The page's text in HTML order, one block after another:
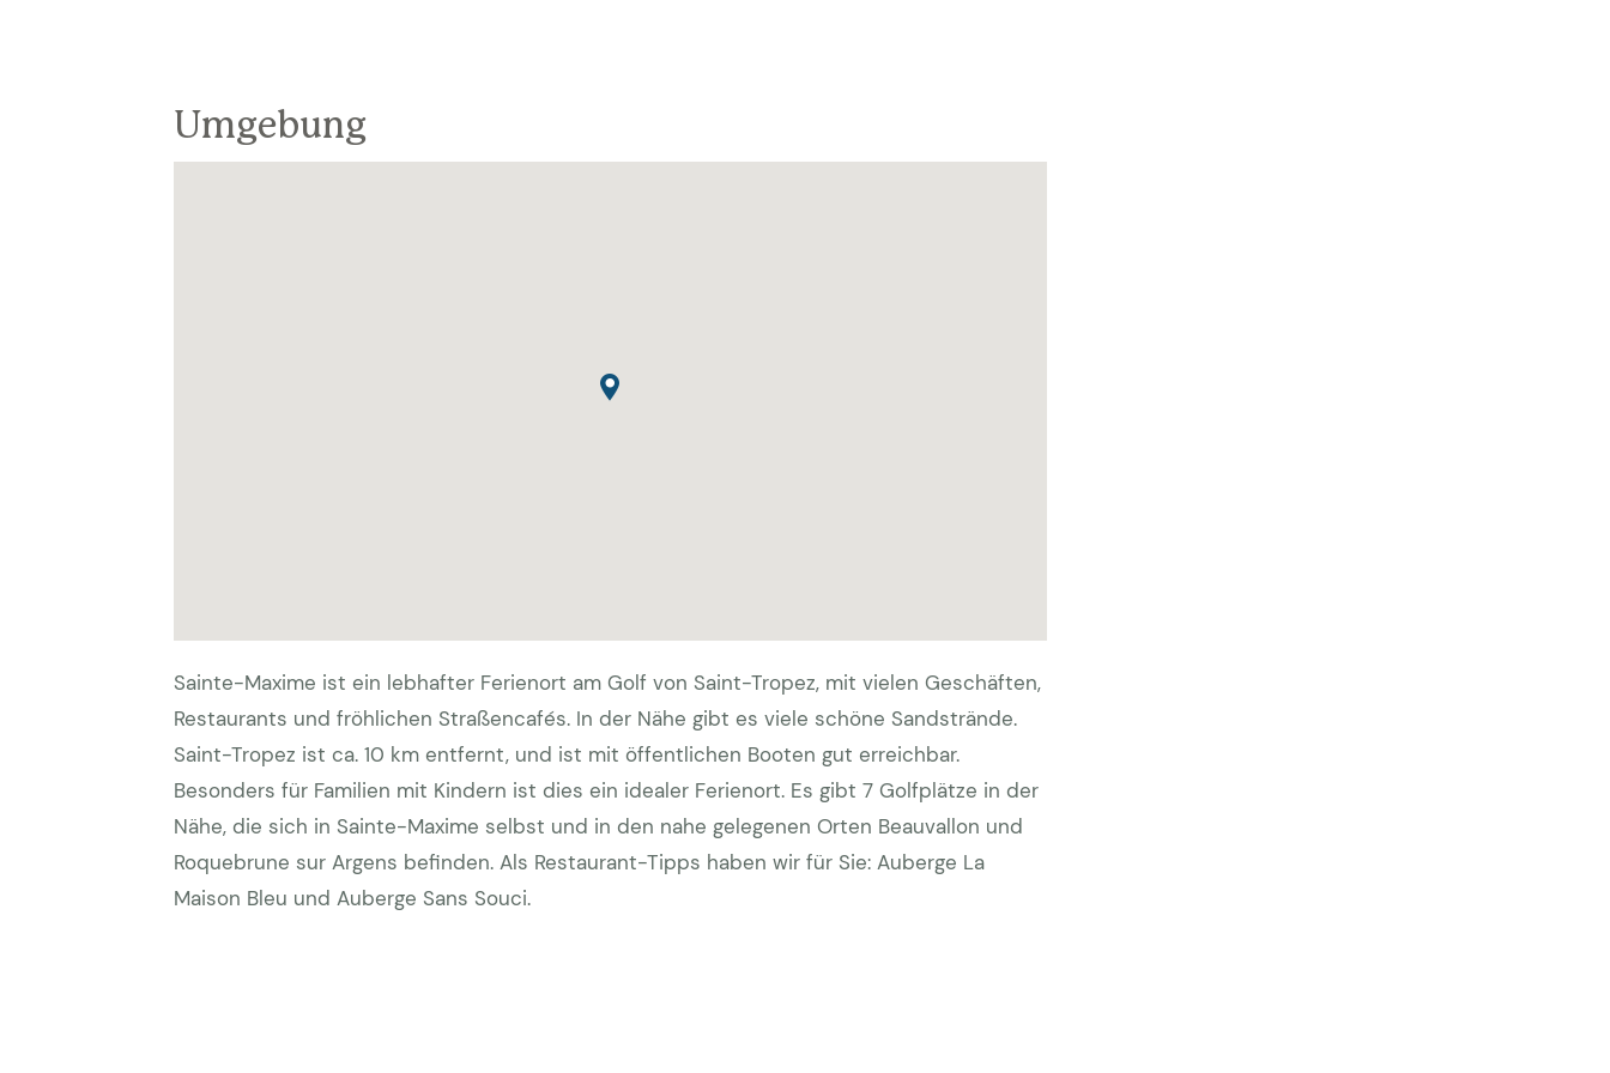
Umgebung
Sainte-Maxime ist ein lebhafter Ferienort am Golf von Saint-Tropez, mit vielen Geschäften,
Restaurants und fröhlichen Straßencafés. In der Nähe gibt es viele schöne Sandstrände.
Saint-Tropez ist ca. 10 km entfernt, und ist mit öffentlichen Booten gut erreichbar.
Besonders für Familien mit Kindern ist dies ein idealer Ferienort. Es gibt 7 Golfplätze in der
Nähe, die sich in Sainte-Maxime selbst und in den nahe gelegenen Orten Beauvallon und
Roquebrune sur Argens befinden. Als Restaurant-Tipps haben wir für Sie: Auberge La
Maison Bleu und Auberge Sans Souci.